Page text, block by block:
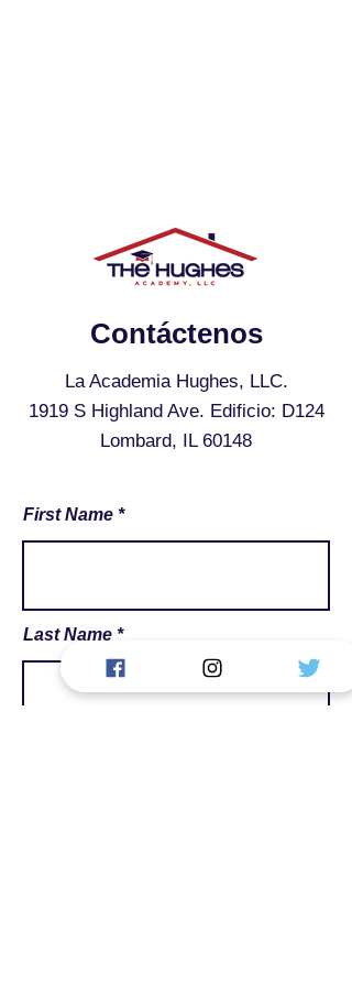
Contáctenos
La Academia Hughes, LLC.
1919 S Highland Ave. Edificio: D124
Lombard, IL 60148
First Name
Last Name